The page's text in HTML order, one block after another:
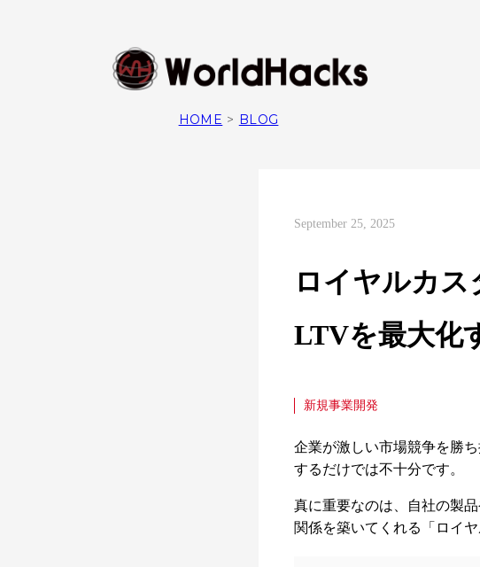
HOME > BLOG
September 25, 2025
ロイヤルカ
LTVを最大化
新規事業開発
企業が激しい市場競争を勝
するだけでは不十分です。
真に重要なのは、自社の製
関係を築いてくれる「ロイ